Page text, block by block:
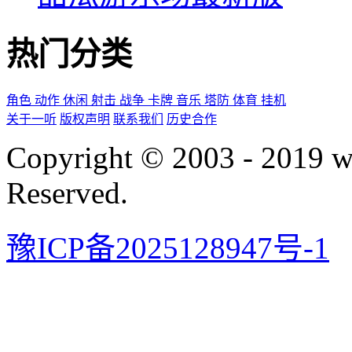
热门分类
角色 动作 休闲 射击 战争 卡牌 音乐 塔防 体育 挂机
关于一听 版权声明 联系我们 历史合作
Copyright © 2003 - 2019
Reserved.
豫ICP备2025128947号-1